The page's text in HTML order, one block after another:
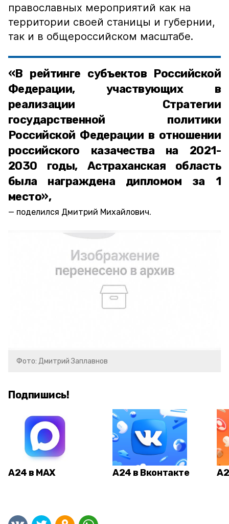
православных мероприятий как на
территории своей станицы и губернии,
так и в общероссийском масштабе.
«В рейтинге субъектов Российской
Федерации, участвующих в
реализации Стратегии
государственной политики
Российской Федерации в отношении
российского казачества на 2021-
2030 годы, Астраханская область
была награждена дипломом за 1
место»,
поделился Дмитрий Михайлович.
Фото: Дмитрий Заплавнов
Подпишись!
А24 в MAX А24 в Вконтакте